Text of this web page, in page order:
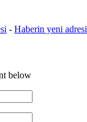
- Haberin yeni adresi
below